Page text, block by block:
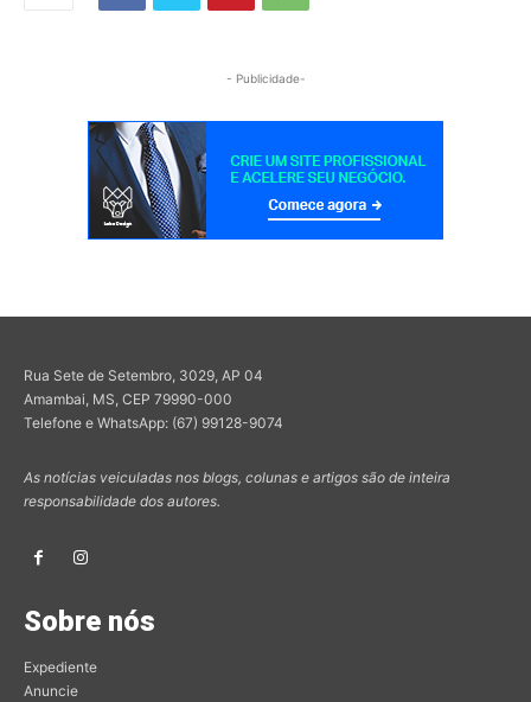
- Publicidade-
Rua Sete de Setembro, 3029, AP 04
Amambai, MS, CEP 79990-000
Telefone e WhatsApp: (67) 99128-9074
As notícias veiculadas nos blogs, colunas e artigos são de inteira
responsabilidade dos autores.
Sobre nós
Expediente
Anuncie